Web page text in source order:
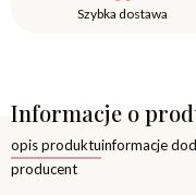
Szybka dostawa
Informacje o
opis produktuinformacje
producent